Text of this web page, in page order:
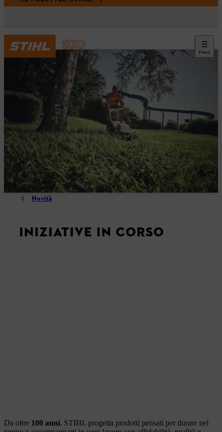
Menù
Novità
INIZIATIVE IN CORSO
Da oltre 100 anni, STIHL progetta prodotti pensati per durare nel